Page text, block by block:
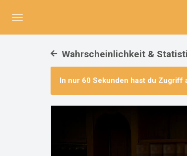
Menü
Wahrscheinlichkeit &
In nur 60 Sekunden hast du Zugriff